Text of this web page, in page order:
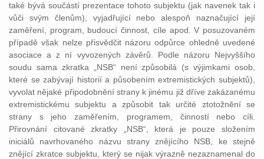
také bývá součástí prezentace tohoto subjektu (jak navenek tak i
vůči svým členům), vyjadřující nebo alespoň naznačující její
zaměření, program, budoucí činnost, cíle apod. V posuzovaném
případě však nelze přisvědčit názoru odpůrce ohledně uvedené
asociace a z ní vyvozených závěrů. Podle názoru Nejvyššího
soudu sama zkratka „NSB“ není způsobilá (s výjimkami osob,
které se zabývají historií a působením extremistických subjektů),
vyvolat nějaké připodobnění strany k jinému již dříve zakázanému
extremistickému subjektu a způsobit tak určité ztotožnění se
strany s jeho zaměřením, programem, činností nebo cíli.
Přirovnání citované zkratky „NSB“, která je pouze složením
iniciálů navrhovaného názvu strany znějícího NSB, ke stejně
znějící zkratce subjektu, který se nijak výrazně nezaznamenal do